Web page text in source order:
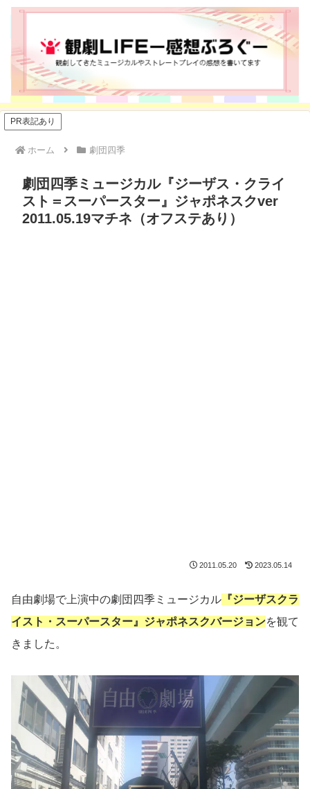
PR表記あり
ホーム 劇団四季
劇団四季ミュージカル『ジーザス・クライ
スト＝スーパースター』ジャポネスクver
2011.05.19マチネ（オフステあり）
2011.05.20 2023.05.14
自由劇場で上演中の劇団四季ミュージカル 『ジーザスクラ
イスト・スーパースター』ジャポネスクバージョンを観て
きました。